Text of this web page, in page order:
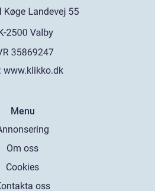
www.klikko.dk
Menu
Om oss
Cookies
oss